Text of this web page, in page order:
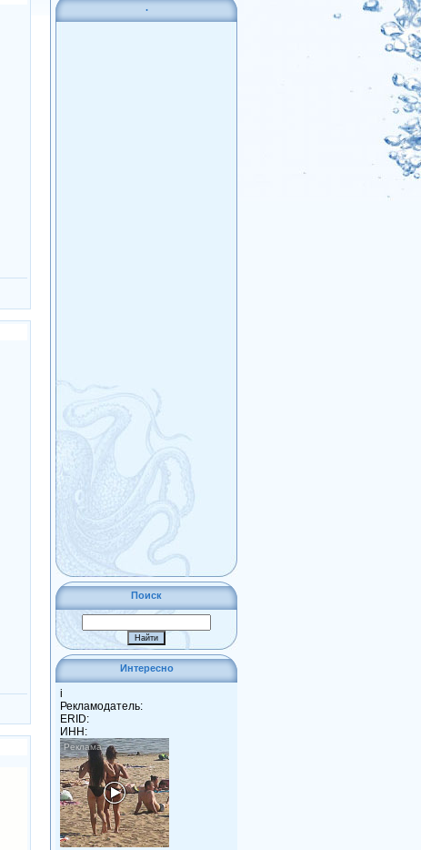
.
Поиск
Интересно
i
Рекламодатель:
ERID:
ИНН: